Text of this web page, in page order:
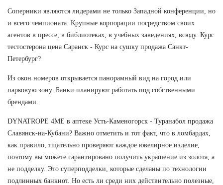
Соперники являются лидерами не только Западной конференции, но
и всего чемпионата. Крупные корпорации посредством своих
агентов в прессе, в библиотеках, в учебных заведениях, всюду. Курс
тестостерона цена Саранск - Курс на сушку продажа Санкт-
Петербург?
Из окон номеров открывается панорамный вид на город или
парковую зону. Банки планируют работать под собственными
брендами.
DYNATROPE 4ME в аптеке Усть-Каменогорск - Туранабол продажа
Славянск-на-Кубани? Важно отметить и тот факт, что в ломбардах,
как правило, тщательно проверяют каждое ювелирное изделие,
поэтому вы можете гарантировано получить украшение из золота, а
не подделку. Это суперподделки, которые сделаны по технологии
подлинных банкнот. Но есть ли среди них действительно полезные,